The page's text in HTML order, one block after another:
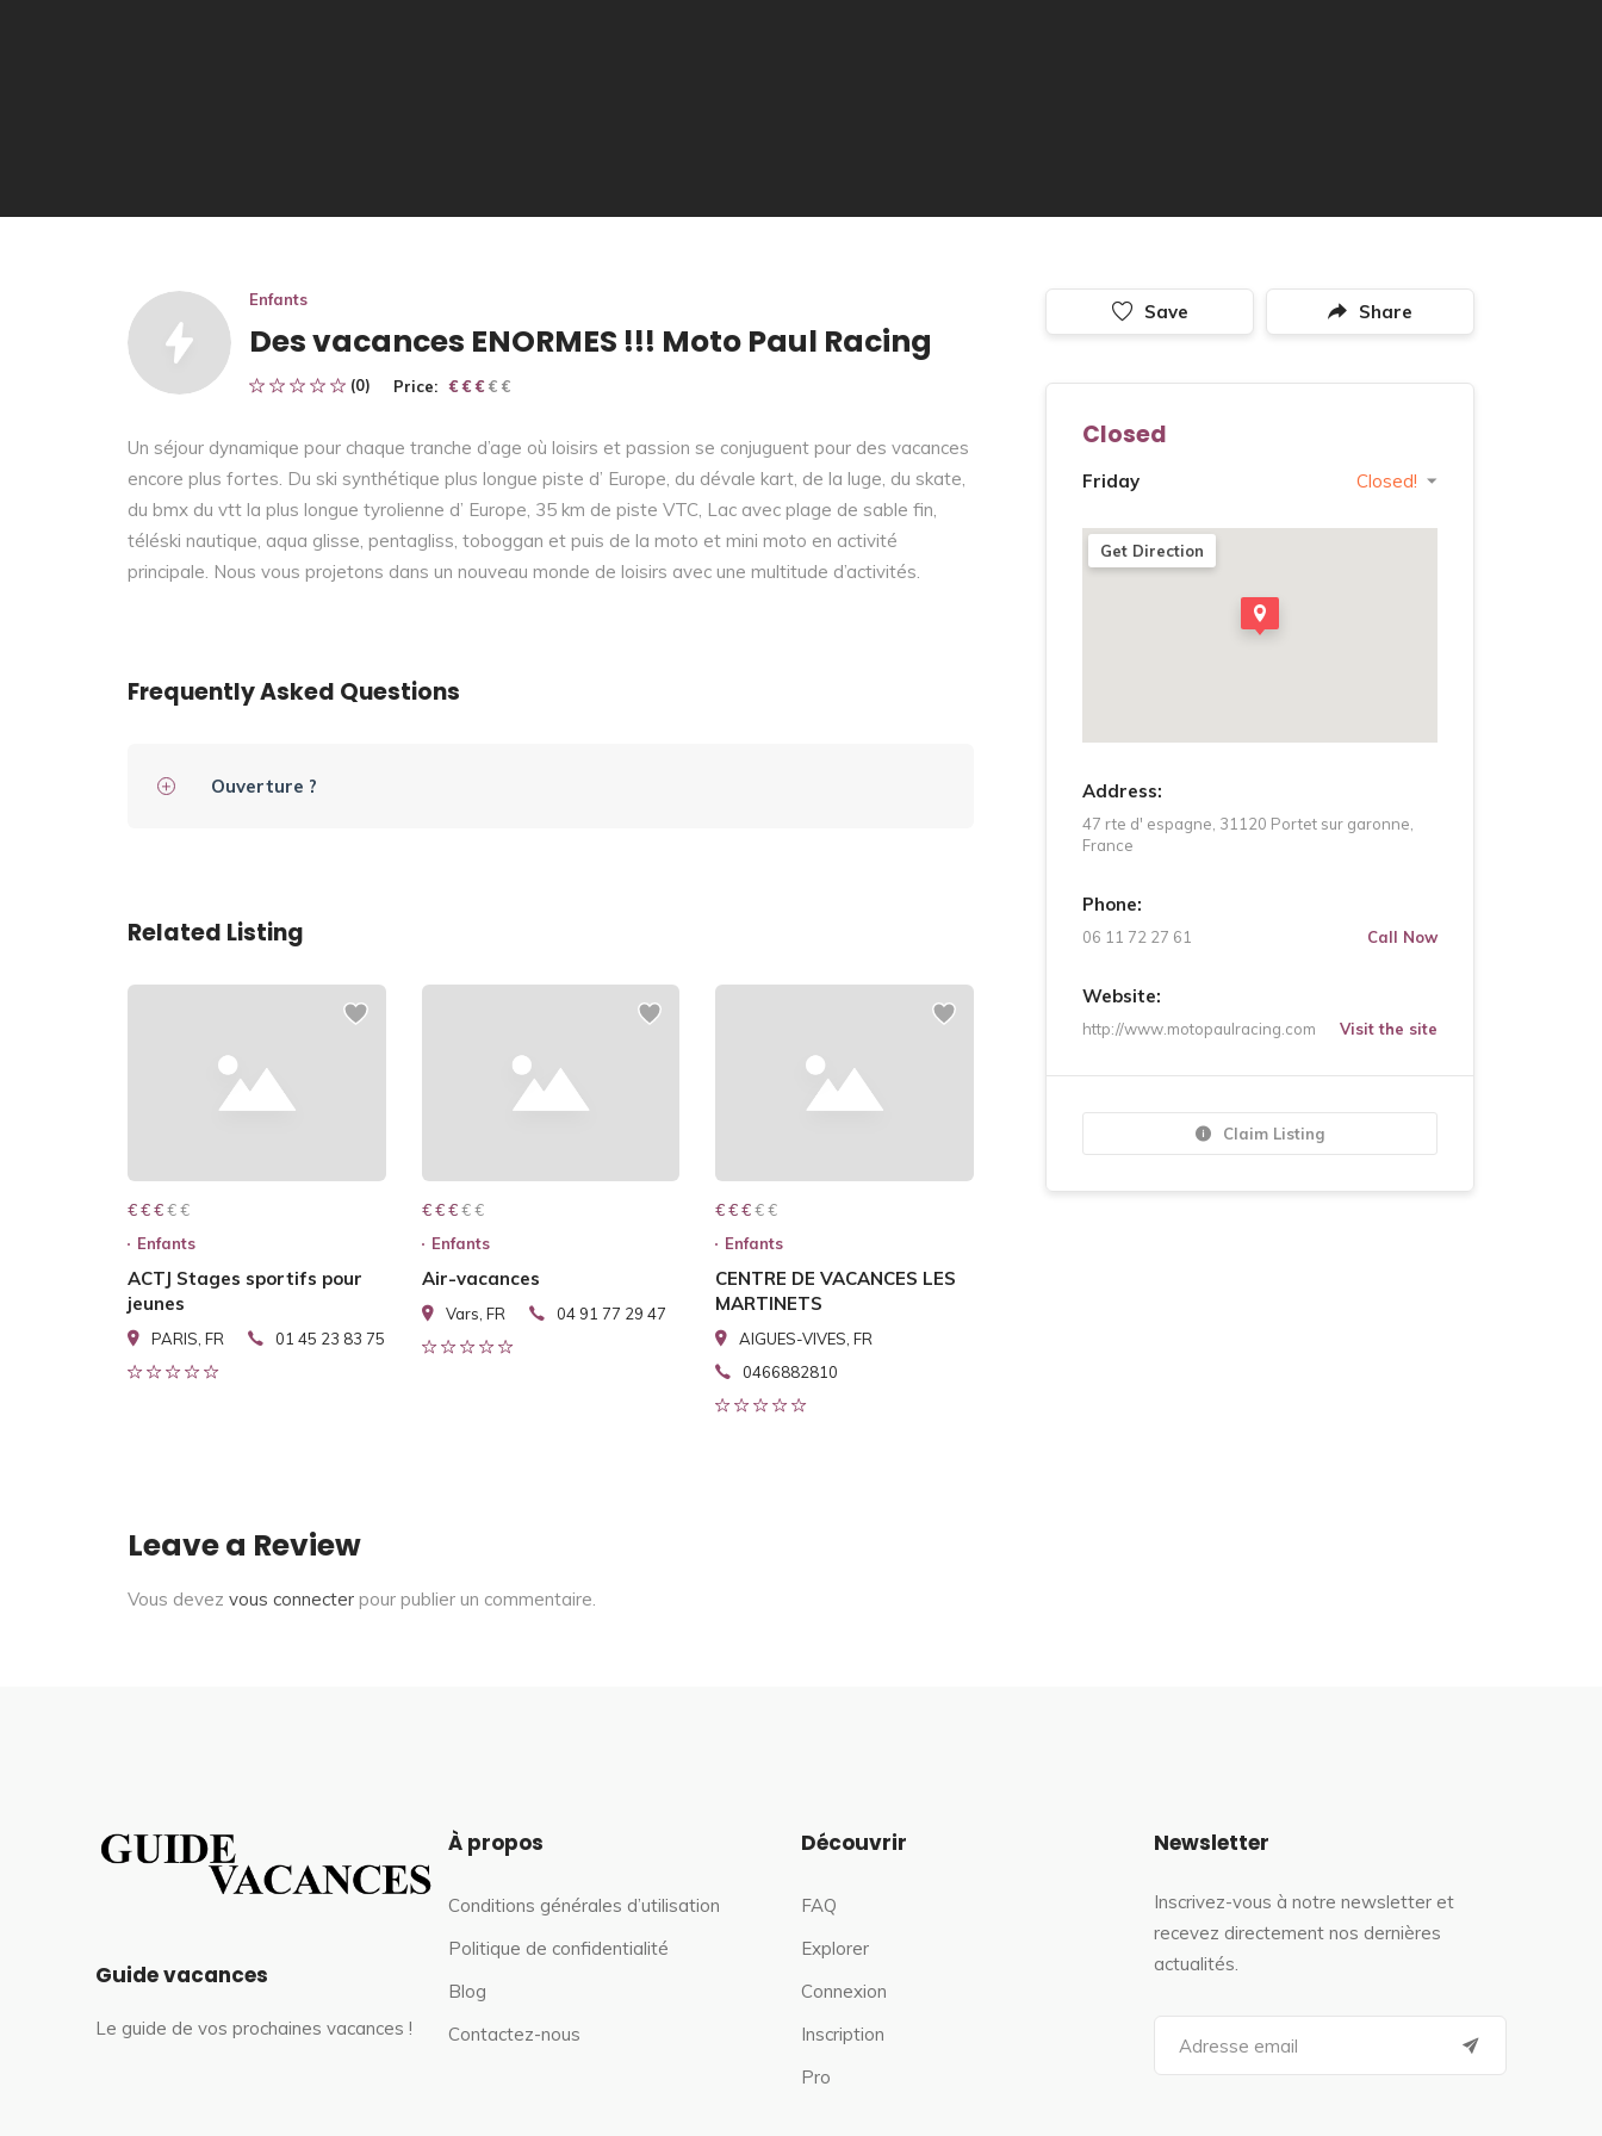
Enfants
Des vacances ENORMES !!! Moto Paul Racing
(0) Price: € € € € €
€ € €
Un séjour dynamique pour chaque tranche d’age où loisirs et passion se conjuguent pour des vacances
encore plus fortes. Du ski synthétique plus longue piste d’ Europe, du dévale kart, de la luge, du skate,
du bmx du vtt la plus longue tyrolienne d’ Europe, 35 km de piste VTC, Lac avec plage de sable fin,
téléski nautique, aqua glisse, pentagliss, toboggan et puis de la moto et mini moto en activité
principale. Nous vous projetons dans un nouveau monde de loisirs avec une multitude d’activités.
Frequently Asked Questions
Ouverture ?
Related Listing
€ € € € €
€ € €
Enfants
ACTJ Stages sportifs pour
jeunes
PARIS, FR 01 45 23 83 75
€ € € € €
€ € €
Enfants
Air-vacances
Vars, FR 04 91 77 29 47
€ € € € €
€ € €
Enfants
CENTRE DE VACANCES LES
MARTINETS
AIGUES-VIVES, FR
0466882810
Leave a Review
Vous devez vous connecter pour publier un commentaire.
Save Share
Closed
Friday Closed!
Get Direction
Address:
47 rte d' espagne, 31120 Portet sur garonne,
France
Phone:
06 11 72 27 61 Call Now
Website:
http://www.motopaulracing.com Visit the site
Claim Listing
Guide vacances
Le guide de vos prochaines vacances !
À propos
Conditions générales d’utilisation
Politique de confidentialité
Blog
Contactez-nous
Découvrir
FAQ
Explorer
Connexion
Inscription
Pro
Newsletter
Inscrivez-vous à notre newsletter et
recevez directement nos dernières
actualités.
a